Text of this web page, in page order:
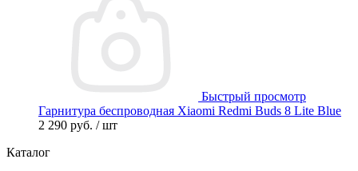
Быстрый просмотр
Гарнитура беспроводная Xiaomi Redmi Buds 8 Lite Blue
2 290 руб. / шт
Каталог